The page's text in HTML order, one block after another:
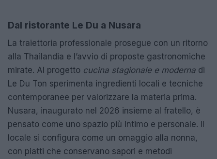
Dal ristorante Le Du a Nusara
La traiettoria professionale prosegue con un ritorno
alla Thailandia e l’avvio di proposte gastronomiche
mirate. Al progetto cucina stagionale e moderna di
Le Du Ton sperimenta ingredienti locali e tecniche
contemporanee per valorizzare la materia prima.
Nusara, inaugurato nel 2026 insieme al fratello, è
pensato come uno spazio più intimo e personale. Il
locale si configura come un omaggio alla nonna,
con piatti che conservano sapori e metodi